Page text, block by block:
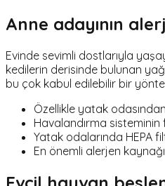
Anne adayının
Evinde sevimli dostlarıyla
kedilerin derisinde bulunan
bu çok kabul edilebilir bir
Özellikle yatak
Havalandırma sisteminin
Yatak odalarında HEPA
En önemli alerjen